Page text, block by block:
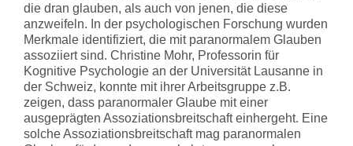
die dran glauben, als auch von jenen, die diese
anzweifeln. In der psychologischen Forschung wurden
Merkmale identifiziert, die mit paranormalem Glauben
assoziiert sind. Christine Mohr, Professorin für
Kognitive Psychologie an der Universität Lausanne in
der Schweiz, konnte mit ihrer Arbeitsgruppe z.B.
zeigen, dass paranormaler Glaube mit einer
ausgeprägten Assoziationsbreitschaft einhergeht. Eine
solche Assoziationsbreitschaft mag paranormalen